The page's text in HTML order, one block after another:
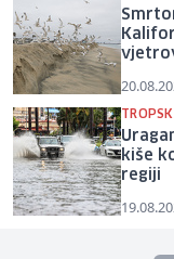
kiše
regiji